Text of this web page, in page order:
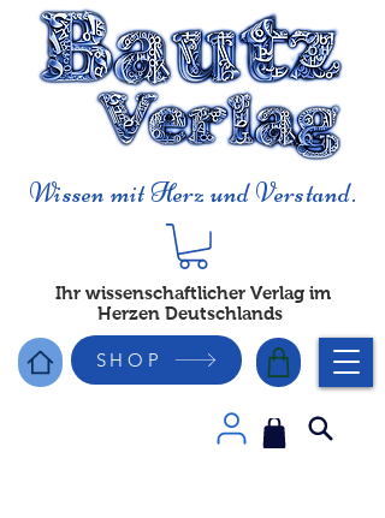
Wissen mit Herz und Verstand.
Ihr wissenschaftlicher Verlag im
Herzen Deutschlands
SHOP